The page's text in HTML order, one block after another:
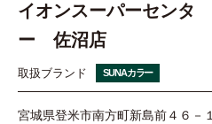
イオンスーパーセンタ
ー 佐沼店
取扱ブランド SUNAカラー
宮城県登米市南方町新島前４６－１